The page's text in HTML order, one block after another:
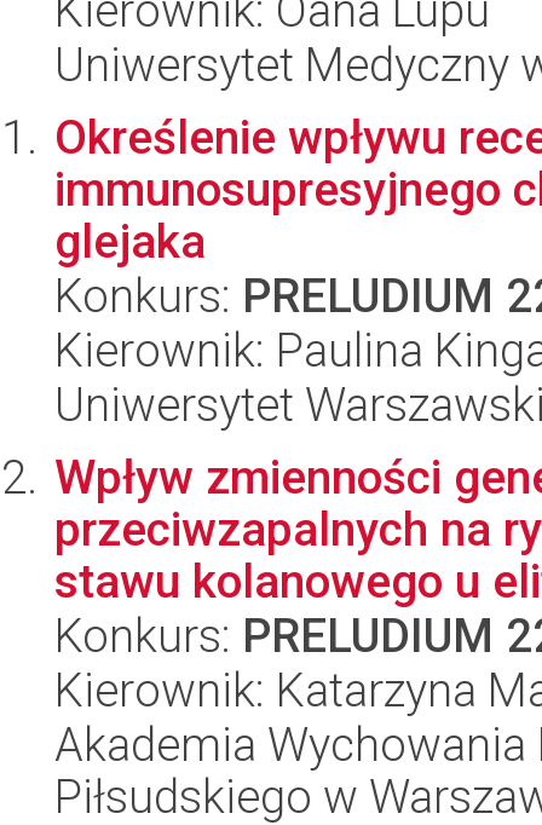
Uniwersytet Medyczny
Określenie wpływu
immunosupresyjnego
glejaka
Konkurs: PRELUDIUM
Kierownik: Paulina
Uniwersytet
Wpływ zmienności
przeciwzapalnych na
stawu kolanowego u
Konkurs: PRELUDIUM
Kierownik: Katarzyna
Akademia
Piłsudskiego w